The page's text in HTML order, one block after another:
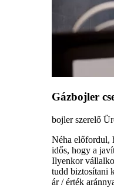
Gázbojler
bojler szerelő
Néha előfordul,
idős, hogy a
Ilyenkor
tudd biztosítani
ár / érték